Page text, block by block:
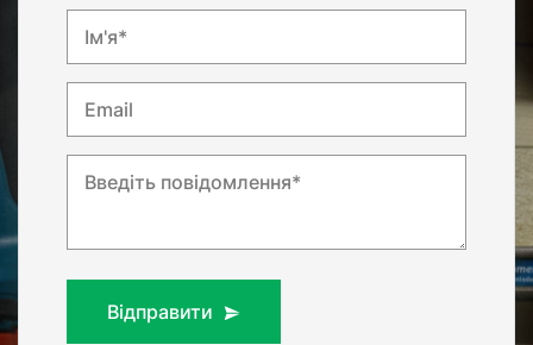
Ім'я*
Email
Введіть повідомлення*
Відправити